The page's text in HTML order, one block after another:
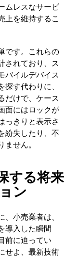
ムレスなサービ
上を維持するこ
です。これらの
されており、ス
バイルデバイス
す代わりに、
だけで、ケース
面にはロックが
っきりと表示さ
紛失したり、不
せん。
する将来
ン
小売業者は、
導入した瞬間
前に迫ってい
せよ、最新技術